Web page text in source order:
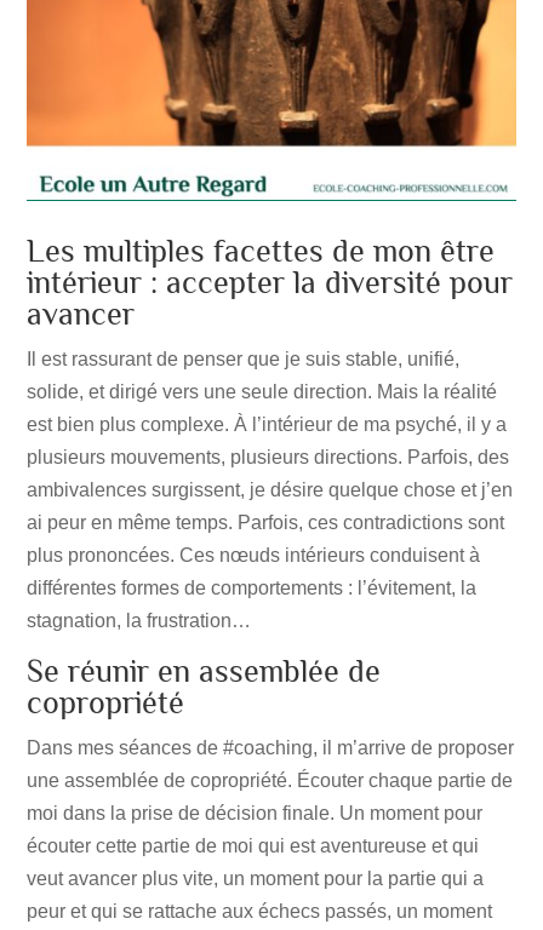
Les multiples facettes de mon être
intérieur : accepter la diversité pour
avancer
Il est rassurant de penser que je suis stable, unifié,
solide, et dirigé vers une seule direction. Mais la réalité
est bien plus complexe. À l’intérieur de ma psyché, il y a
plusieurs mouvements, plusieurs directions. Parfois, des
ambivalences surgissent, je désire quelque chose et j’en
ai peur en même temps. Parfois, ces contradictions sont
plus prononcées. Ces nœuds intérieurs conduisent à
différentes formes de comportements : l’évitement, la
stagnation, la frustration…
Se réunir en assemblée de
copropriété
Dans mes séances de #coaching, il m’arrive de proposer
une assemblée de copropriété. Écouter chaque partie de
moi dans la prise de décision finale. Un moment pour
écouter cette partie de moi qui est aventureuse et qui
veut avancer plus vite, un moment pour la partie qui a
peur et qui se rattache aux échecs passés, un moment